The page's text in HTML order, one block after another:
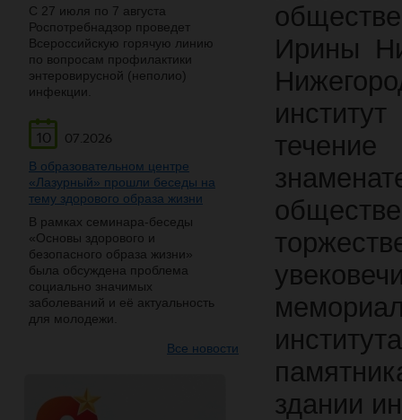
С 27 июля по 7 августа
Роспотребнадзор проведет
Всероссийскую горячую линию
по вопросам профилактики
энтеровирусной (неполио)
инфекции.
10
07.2026
В образовательном центре
«Лазурный» прошли беседы на
тему здорового образа жизни
В рамках семинара-беседы
«Основы здорового и
безопасного образа жизни»
была обсуждена проблема
социально значимых
заболеваний и её актуальность
для молодежи.
Все новости
Ирины
здании